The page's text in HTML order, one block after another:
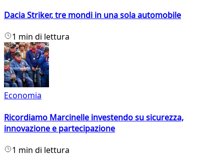
Dacia Striker, tre mondi in una sola automobile
1 min di lettura
Economia
Ricordiamo Marcinelle investendo su sicurezza,
innovazione e partecipazione
1 min di lettura